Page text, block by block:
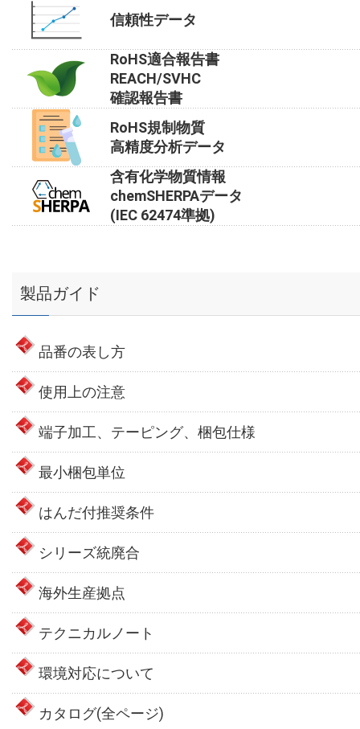
信頼性データ
RoHS適合報告書
REACH/SVHC
確認報告書
RoHS規制物質
高精度分析データ
含有化学物質情報
chemSHERPAデータ
(IEC 62474準拠)
製品ガイド
品番の表し方
使用上の注意
端子加工、テーピング、梱包仕様
最小梱包単位
はんだ付推奨条件
シリーズ統廃合
海外生産拠点
テクニカルノート
環境対応について
カタログ(全ページ)